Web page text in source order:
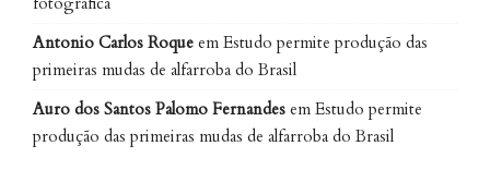
Antonio Carlos Roque em Estudo permite produção das
primeiras mudas de alfarroba do Brasil
Auro dos Santos Palomo Fernandes em Estudo permite
produção das primeiras mudas de alfarroba do Brasil